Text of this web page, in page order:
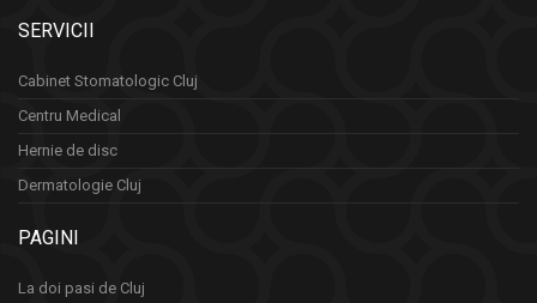
SERVICII
Cabinet Stomatologic Cluj
Centru Medical
Hernie de disc
Dermatologie Cluj
PAGINI
La doi pasi de Cluj